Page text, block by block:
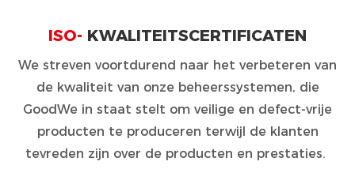
ISO- KWALITEITSCERTIFICATEN
We streven voortdurend naar het verbeteren van
de kwaliteit van onze beheerssystemen, die
GoodWe in staat stelt om veilige en defect-vrije
producten te produceren terwijl de klanten
tevreden zijn over de producten en prestaties.